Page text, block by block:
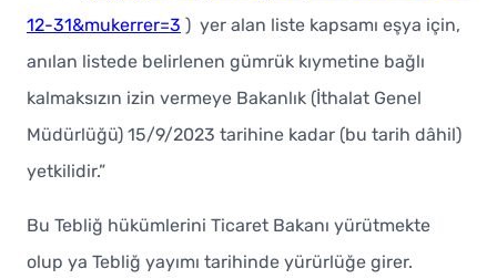
12-31&mukerrer=3 ) yer alan liste kapsamı eşya için,
anılan listede belirlenen gümrük kıymetine bağlı
kalmaksızın izin vermeye Bakanlık (İthalat Genel
Müdürlüğü) 15/9/2023 tarihine kadar (bu tarih dâhil)
yetkilidir.”
Bu Tebliğ hükümlerini Ticaret Bakanı yürütmekte
olup ya Tebliğ yayımı tarihinde yürürlüğe girer.